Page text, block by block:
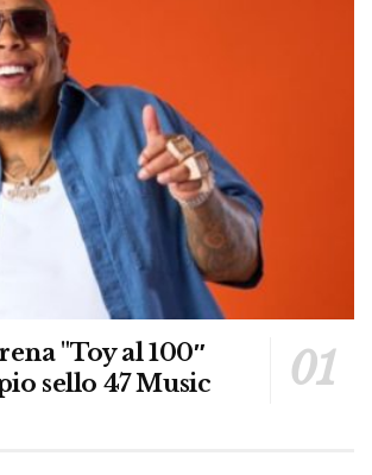
"Toy al 100″
sello 47 Music